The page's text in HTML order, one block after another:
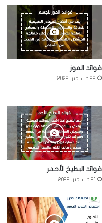
فوائد الموز
22 ديسمبر، 2022
فوائد البطيخ الأحمر
21 ديسمبر، 2022